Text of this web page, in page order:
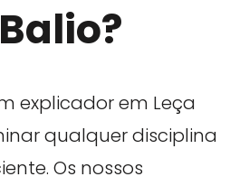
explicador em Leça
qualquer disciplina
Os nossos